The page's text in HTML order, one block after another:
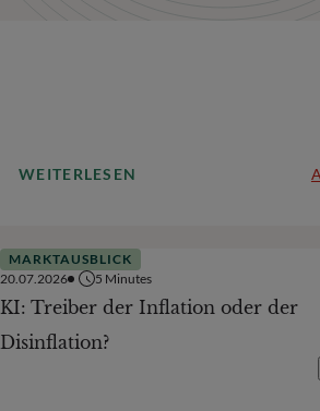
WEITERLESEN
MARKTAUSBLICK
20.07.2026
5 Minutes
KI: Treiber der Inflation oder der
Disinflation?